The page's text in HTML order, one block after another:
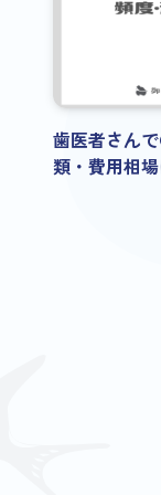
歯医者さん
類・費用相